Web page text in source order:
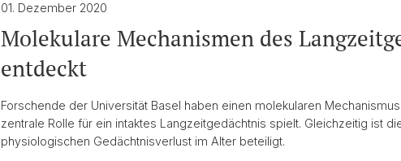
01. Dezember 2020
Molekulare Mechanismen des
entdeckt
Forschende der Universität Basel haben einen molekularen
zentrale Rolle für ein intaktes Langzeitgedächtnis spielt. Gleichzeitig ist
physiologischen Gedächtnisverlust im Alter beteiligt.